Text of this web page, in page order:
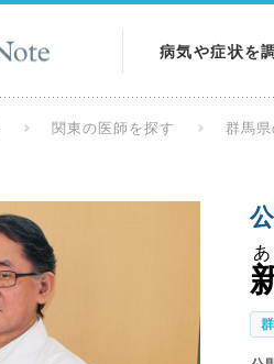
病気や症状を
検査を調べる
関東の医師を探す 群馬